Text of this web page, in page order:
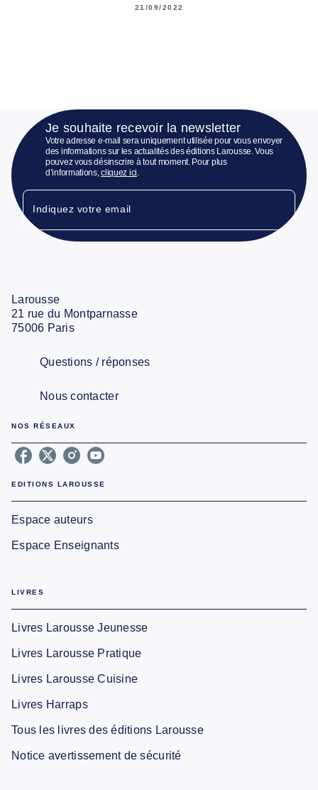
21/09/2022
Je souhaite recevoir la newsletter
Votre adresse e-mail sera uniquement utilisée pour vous envoyer
des informations sur les actualités des éditions Larousse. Vous
pouvez vous désinscrire à tout moment. Pour plus
d’informations,cliquez ici.
Indiquez votre email
Larousse
21 rue du Montparnasse
75006 Paris
Questions / réponses
Nous contacter
NOS RÉSEAUX
EDITIONS LAROUSSE
Espace auteurs
Espace Enseignants
LIVRES
Livres Larousse Jeunesse
Livres Larousse Pratique
Livres Larousse Cuisine
Livres Harraps
Tous les livres des éditions Larousse
Notice avertissement de sécurité